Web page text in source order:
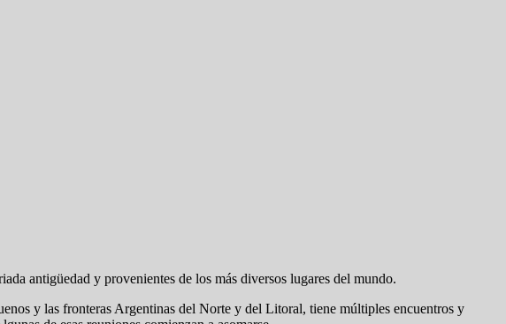
antigüedad y provenientes de los más diversos lugares del mundo.
y las fronteras Argentinas del Norte y del Litoral, tiene múltiples encuentros y